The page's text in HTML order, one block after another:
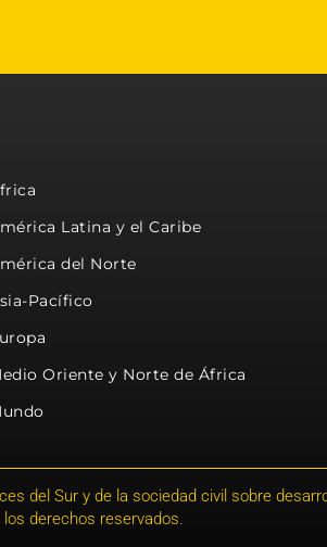
Latina y el Caribe
del Norte
Pacífico
Oriente y Norte de África
del Sur y de la sociedad civil sobre
derechos reservados.